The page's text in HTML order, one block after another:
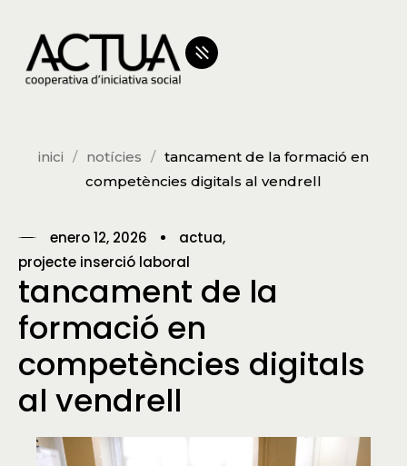
inici notícies
tancament de la formació en
competències digitals al vendrell
enero 12, 2026
actua
projecte inserció laboral
tancament de la
formació en
competències digitals
al vendrell